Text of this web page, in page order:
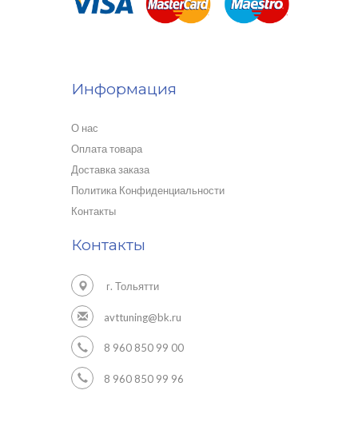
Информация
О нас
Оплата товара
Доставка заказа
Политика Конфиденциальности
Контакты
Контакты
г. Тольятти
avttuning@bk.ru
8 960 850 99 00
8 960 850 99 96